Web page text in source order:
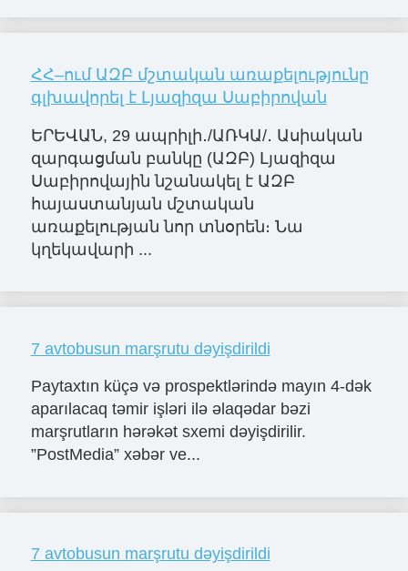
ՀՀ–ում ԱԶԲ մշտական առաքելությունը
գլխավորել է Լյազիզա Սաբիրովան
ԵՐԵՎԱՆ, 29 ապրիլի․/ԱՌԿԱ/․ Ասիական
զարգացման բանկը (ԱԶԲ) Լյազիզա
Սաբիրովային նշանակել է ԱԶԲ
հայաստանյան մշտական
առաքելության նոր տնօրեն։ Նա
կղեկավարի ...
7 avtobusun marşrutu dəyişdirildi
Paytaxtın küçə və prospektlərində mayın 4-dək
aparılacaq təmir işləri ilə əlaqədar bəzi
marşrutların hərəkət sxemi dəyişdirilir.
”PostMedia” xəbər ve...
7 avtobusun marşrutu dəyişdirildi